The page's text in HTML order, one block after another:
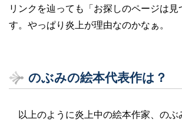
リンクを辿っても「お探しのページは
す。やっぱり炎上が理由なのかなぁ。
のぶみの絵本代表作は？
以上のように炎上中の絵本作家、のぶ